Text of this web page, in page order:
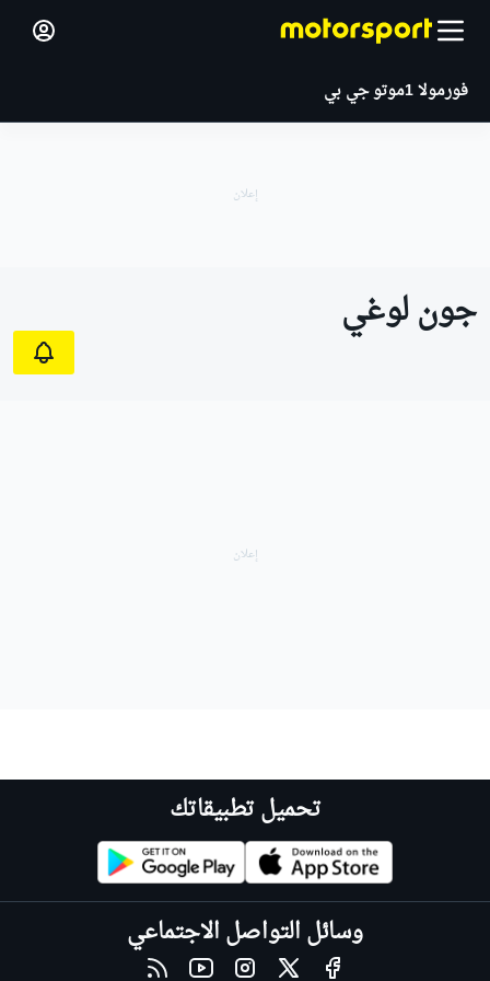
فورمولا 1 موتو جي بي
جون لوغي
تحميل تطبيقاتك
وسائل التواصل الاجتماعي